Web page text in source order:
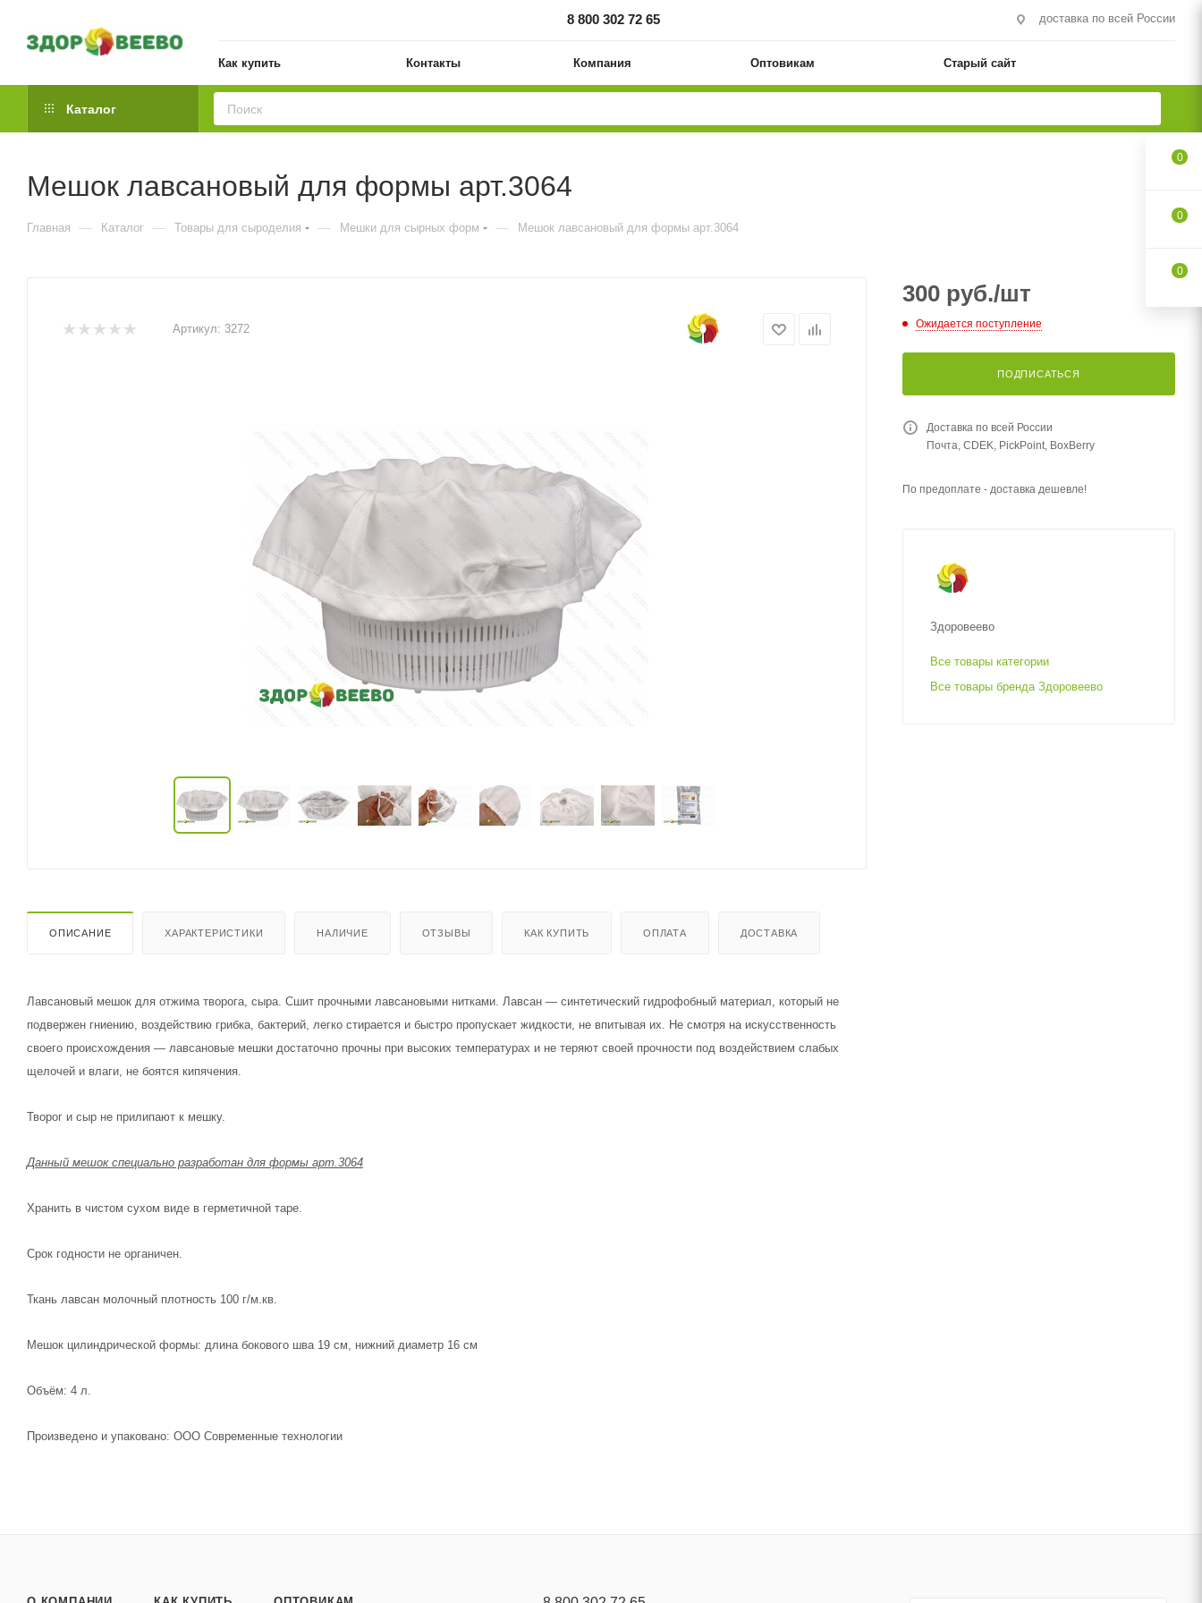
8 800 302 72 65 доставка по всей России
Как купить Контакты Компания Оптовикам Старый сайт
Каталог
Мешок лавсановый для формы арт.3064
Главная — Каталог — Товары для сыроделия — Мешки для сырных форм — Мешок лавсановый для формы арт.3064
Артикул: 3272
ОПИСАНИЕ ХАРАКТЕРИСТИКИ НАЛИЧИЕ ОТЗЫВЫ КАК КУПИТЬ ОПЛАТА ДОСТАВКА
Лавсановый мешок для отжима творога, сыра. Сшит прочными лавсановыми нитками. Лавсан — синтетический гидрофобный материал, который не
подвержен гниению, воздействию грибка, бактерий, легко стирается и быстро пропускает жидкости, не впитывая их. Не смотря на искусственность
своего происхождения — лавсановые мешки достаточно прочны при высоких температурах и не теряют своей прочности под воздействием слабых
щелочей и влаги, не боятся кипячения.
Творог и сыр не прилипают к мешку.
Данный мешок специально разработан для формы арт.3064
Хранить в чистом сухом виде в герметичной таре.
Срок годности не органичен.
Ткань лавсан молочный плотность 100 г/м.кв.
Мешок цилиндрической формы: длина бокового шва 19 см, нижний диаметр 16 см
Объём: 4 л.
Произведено и упаковано: ООО Современные технологии
300 руб./шт
Ожидается поступление
ПОДПИСАТЬСЯ
Доставка по всей России
Почта, CDEK, PickPoint, BoxBerry
По предоплате - доставка дешевле!
Здоровеево
Все товары категории
Все товары бренда Здоровеево
0
0
0